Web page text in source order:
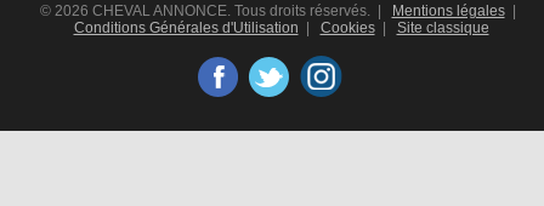
© 2026 CHEVAL ANNONCE. Tous droits réservés. | Mentions légales|
Conditions Générales d'Utilisation | Cookies| Site classique